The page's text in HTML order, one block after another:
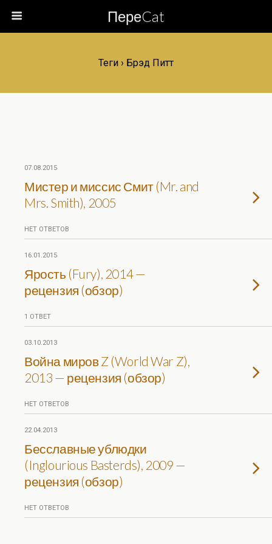
ПереCat
Теги › Брэд Питт
07.08.2015
Мистер и миссис Смит (Mr. and
Mrs. Smith), 2005
НЕТ ОТВЕТОВ
16.01.2015
Ярость (Fury), 2014 —
рецензия (обзор)
1 ОТВЕТ
03.10.2013
Война миров Z (World War Z),
2013 — рецензия (обзор)
НЕТ ОТВЕТОВ
22.04.2013
Бесславные ублюдки
(Inglourious Basterds), 2009 —
рецензия (обзор)
НЕТ ОТВЕТОВ